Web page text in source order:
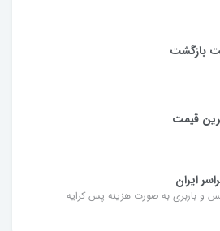
قیمت
ایران
و باربری به صورت هزینه پس کرایه